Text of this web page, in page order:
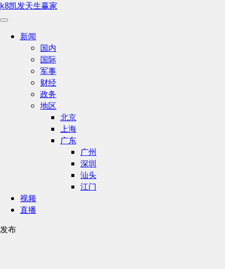
k8凯发天生赢家
新闻
国内
国际
军事
财经
政务
地区
北京
上海
广东
广州
深圳
汕头
江门
视频
直播
发布